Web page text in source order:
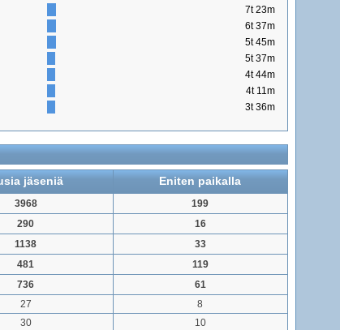
7t 23m
6t 37m
5t 45m
5t 37m
4t 44m
4t 11m
3t 36m
jäseniä Eniten paikalla
3968
199
290
16
1138
33
481
119
736
61
27
8
30
10